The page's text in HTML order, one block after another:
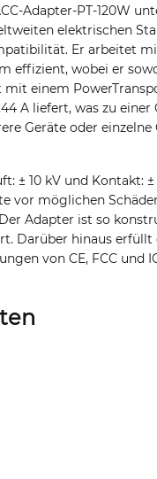
Adapter-PT-120W
elektrischen
Er arbeitet
effizient, wobei er
einem
A liefert, was zu einer
Geräte oder
± 10 kV und Kontakt:
vor möglichen
Adapter ist so
Darüber hinaus erfüllt
von CE, FCC und